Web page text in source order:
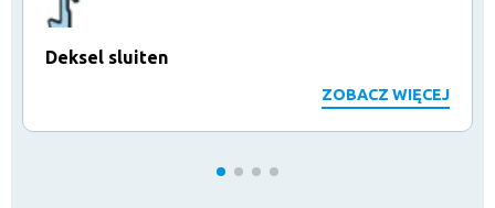
Deksel sluiten
ZOBACZ WIĘCEJ